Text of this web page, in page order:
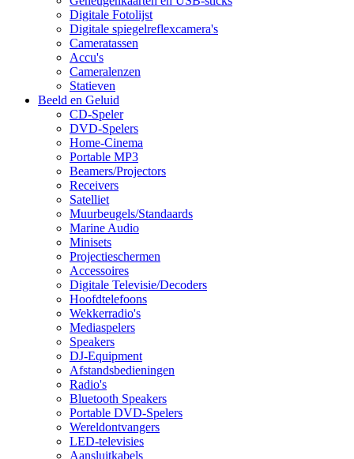
Digitale Fotolijst
Digitale spiegelreflexcamera's
Cameratassen
Accu's
Cameralenzen
Statieven
Beeld en Geluid
CD-Speler
DVD-Spelers
Home-Cinema
Portable MP3
Beamers/Projectors
Receivers
Satelliet
Muurbeugels/Standaards
Marine Audio
Minisets
Projectieschermen
Accessoires
Digitale Televisie/Decoders
Hoofdtelefoons
Wekkerradio's
Mediaspelers
Speakers
DJ-Equipment
Afstandsbedieningen
Radio's
Bluetooth Speakers
Portable DVD-Spelers
Wereldontvangers
LED-televisies
Aansluitkabels